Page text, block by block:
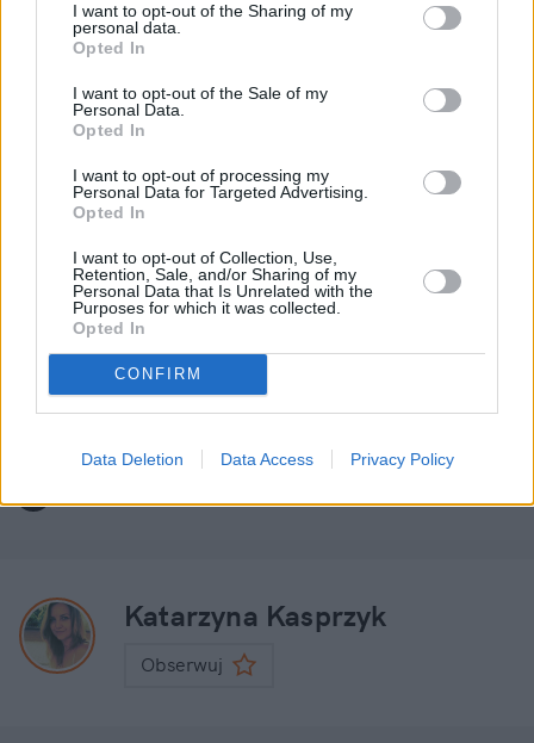
I want to opt-out of the Sharing of my
personal data.
Opted In
I want to opt-out of the Sale of my
Personal Data.
Opted In
I want to opt-out of processing my
Personal Data for Targeted Advertising.
Opted In
I want to opt-out of Collection, Use,
Retention, Sale, and/or Sharing of my
Personal Data that Is Unrelated with the
Purposes for which it was collected.
Opted In
CONFIRM
Data Deletion Data Access Privacy Policy
Nie przegap żadnej ważnej wiadomości i
obserwuj nas w Google News!
Więcej:
Kultura
Katarzyna Kasprzyk
Obserwuj